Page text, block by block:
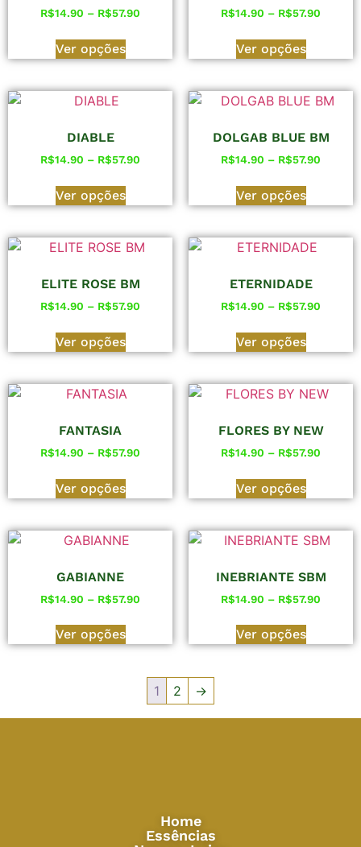
R$14.90 – R$57.90
Ver opções
R$14.90 – R$57.90
Ver opções
DIABLE
R$14.90 – R$57.90
Ver opções
DOLGAB BLUE BM
R$14.90 – R$57.90
Ver opções
ELITE ROSE BM
R$14.90 – R$57.90
Ver opções
ETERNIDADE
R$14.90 – R$57.90
Ver opções
FANTASIA
R$14.90 – R$57.90
Ver opções
FLORES BY NEW
R$14.90 – R$57.90
Ver opções
GABIANNE
R$14.90 – R$57.90
Ver opções
INEBRIANTE SBM
R$14.90 – R$57.90
Ver opções
1 2 →
Home
Essências